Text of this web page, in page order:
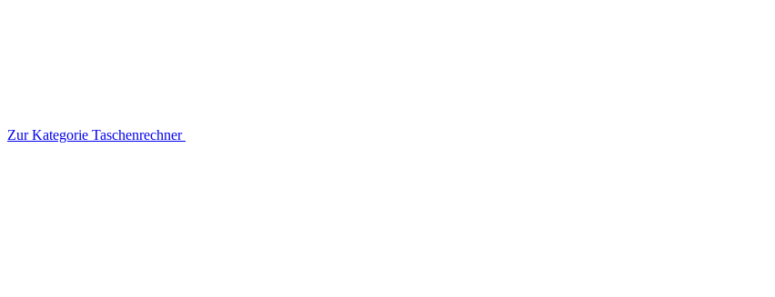
Zur Kategorie Taschenrechner